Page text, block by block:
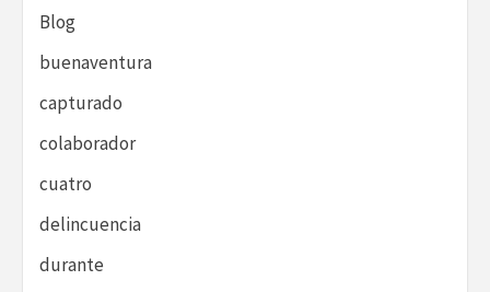
Blog
buenaventura
capturado
colaborador
cuatro
delincuencia
durante